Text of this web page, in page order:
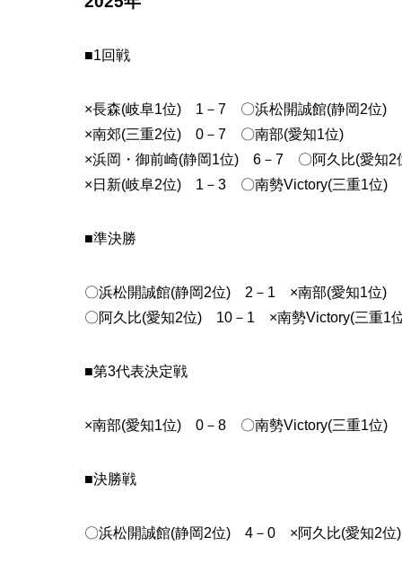
■1回戦
×長森(岐阜1位) 1－7 〇浜松開誠館(静岡2位)
×南郊(三重2位) 0－7 〇南部(愛知1位)
×浜岡・御前崎(静岡1位) 6－7 〇阿久比(愛知2
×日新(岐阜2位) 1－3 〇南勢Victory(三重1位)
■準決勝
〇浜松開誠館(静岡2位) 2－1 ×南部(愛知1位)
〇阿久比(愛知2位) 10－1 ×南勢Victory(三重1
■第3代表決定戦
×南部(愛知1位) 0－8 〇南勢Victory(三重1位)
■決勝戦
〇浜松開誠館(静岡2位) 4－0 ×阿久比(愛知2位)